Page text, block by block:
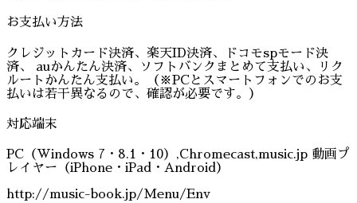
お支払い方法
クレジットカード決済、楽天ID決済、ドコモspモード決
済、 auかんたん決済、ソフトバンクまとめて支払い、リク
ルートかんたん支払い。（※PCとスマートフォンでのお支
払いは若干異なるので、確認が必要です。）
対応端末
PC（Windows 7・8.1・10）,Chromecast,music.jp 動画プ
レイヤー（iPhone・iPad・Android）
http://music-book.jp/Menu/Env